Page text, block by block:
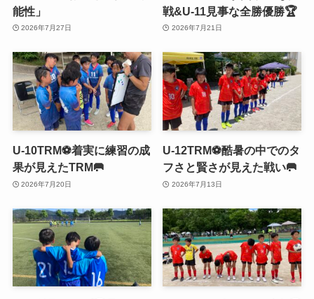
能性」
2026年7月27日
戦&U-11見事な全勝優勝🏆
2026年7月21日
U-10TRM⚽️着実に練習の成
果が見えたTRM🥅
2026年7月20日
U-12TRM⚽️酷暑の中でのタ
フさと賢さが見えた戦い🥅
2026年7月13日